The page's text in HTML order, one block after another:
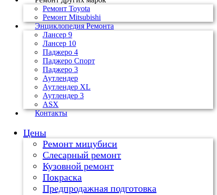
Ремонт Toyota
Ремонт Mitsubishi
Энциклопедия Ремонта
Лансер 9
Лансер 10
Паджеро 4
Паджеро Спорт
Паджеро 3
Аутлендер
Аутлендер ХL
Аутлендер 3
ASX
Контакты
Цены
Ремонт мицубиси
Слесарный ремонт
Кузовной ремонт
Покраска
Предпродажная подготовка